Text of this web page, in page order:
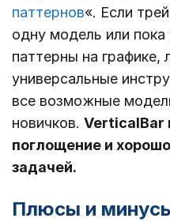
паттернов«. Если
одну модель или пока
паттерны на графике,
универсальные
все возможные
новичков. VerticalBar
поглощение и
задачей.
Плюсы и